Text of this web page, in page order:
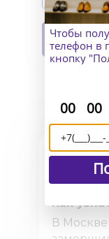
В
Как
Чтобы
телефон в
кнопку
00 00